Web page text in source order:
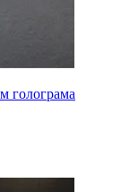
голограма